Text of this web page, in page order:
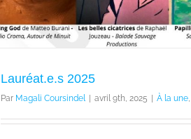
Lauréat.e.s 2025
Par Magali Coursindel | avril 9th, 2025 | À la une,